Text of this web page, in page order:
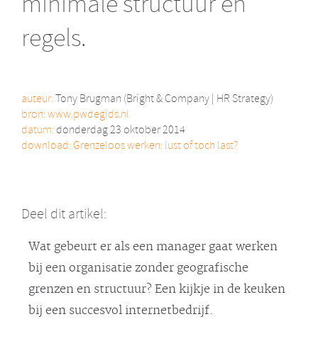
regels.
auteur:Tony Brugman (Bright & Company | HR Strategy)
bron:www.pwdegids.nl
datum:donderdag 23 oktober 2014
download:Grenzeloos werken: lust of toch last?
Deel dit artikel:
Wat gebeurt er als een manager gaat werken
bij een organisatie zonder geografische
grenzen en structuur? Een kijkje in de keuken
bij een succesvol internetbedrijf.